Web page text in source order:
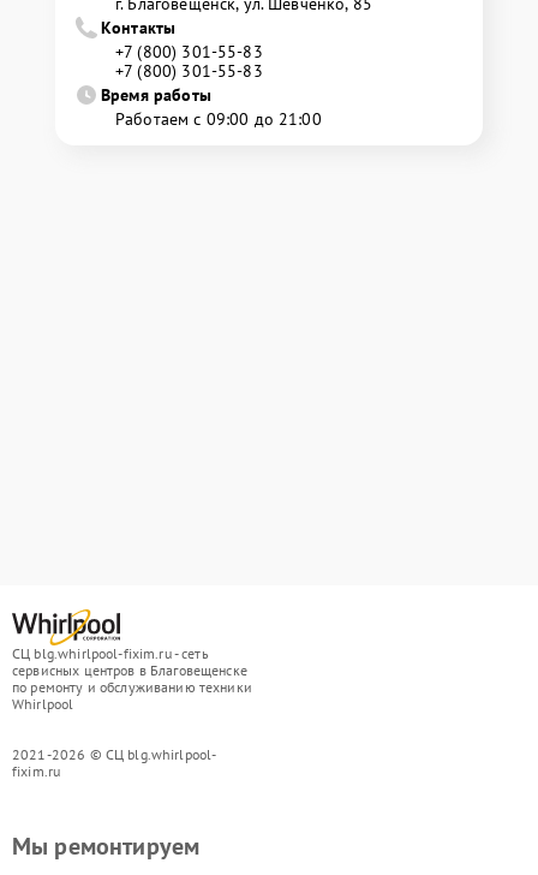
Контакты
+7 (800) 301-55-83
+7 (800) 301-55-83
Время работы
Работаем с 09:00 до 21:00
СЦ blg.whirlpool-fixim.ru - сеть
сервисных центров в Благовещенске
по ремонту и обслуживанию техники
Whirlpool
2021-2026 © СЦ blg.whirlpool-
fixim.ru
Мы ремонтируем